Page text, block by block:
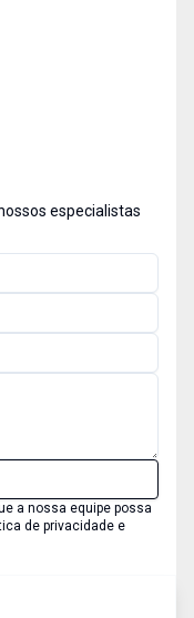
especialistas
a nossa equipe possa
de privacidade e